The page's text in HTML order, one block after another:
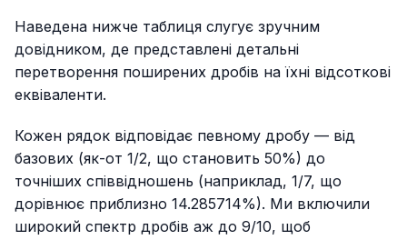
Наведена нижче таблиця слугує зручним
довідником, де представлені детальні
перетворення поширених дробів на їхні відсоткові
еквіваленти.
Кожен рядок відповідає певному дробу — від
базових (як-от 1/2, що становить 50%) до
точніших співвідношень (наприклад, 1/7, що
дорівнює приблизно 14.285714%). Ми включили
широкий спектр дробів аж до 9/10, щоб